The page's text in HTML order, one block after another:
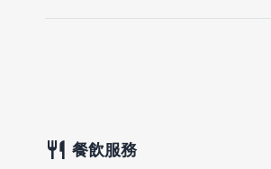
餐飲服務